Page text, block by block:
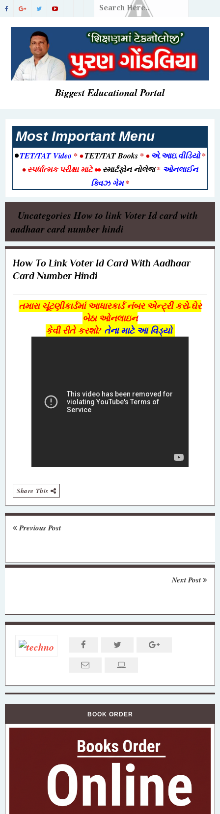
Biggest Educational Portal
Most Important Menu
•TET/TAT Video * •TET/TAT Books * •એ.આઇ.વીડિયો*
•સ્પર્ધાત્મક પરીક્ષા માટે••સ્માર્ટફોન નોલેજ* ઓનલાઈન
ક્વિઝ ગેમ*
Uncategories How to link Voter Id card with
aadhaar card number hindi
How To Link Voter Id Card With Aadhaar
Card Number Hindi
તમારા ચૂંટણીકાર્ડમાં આધારકાર્ડ નંબર એન્ટ્રી કરો-ઘેર
બેઠા ઓનલાઇન
કેવી રીતે કરશો? તેના માટે આ વિડ્યો
Share This
Previous Post
Next Post
BOOK ORDER